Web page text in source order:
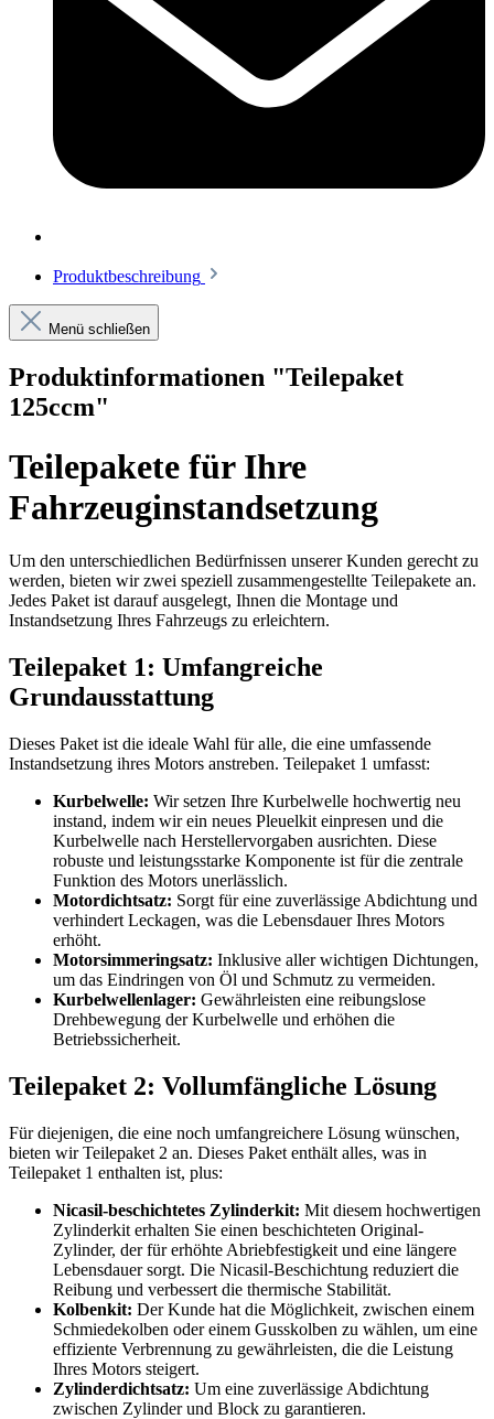
Produktbeschreibung
Menü schließen
Produktinformationen "Teilepaket
125ccm"
Teilepakete für Ihre
Fahrzeuginstandsetzung
Um den unterschiedlichen Bedürfnissen unserer Kunden gerecht zu
werden, bieten wir zwei speziell zusammengestellte Teilepakete an.
Jedes Paket ist darauf ausgelegt, Ihnen die Montage und
Instandsetzung Ihres Fahrzeugs zu erleichtern.
Teilepaket 1: Umfangreiche
Grundausstattung
Dieses Paket ist die ideale Wahl für alle, die eine umfassende
Instandsetzung ihres Motors anstreben. Teilepaket 1 umfasst:
Kurbelwelle: Wir setzen Ihre Kurbelwelle hochwertig neu
instand, indem wir ein neues Pleuelkit einpresen und die
Kurbelwelle nach Herstellervorgaben ausrichten. Diese
robuste und leistungsstarke Komponente ist für die zentrale
Funktion des Motors unerlässlich.
Motordichtsatz: Sorgt für eine zuverlässige Abdichtung und
verhindert Leckagen, was die Lebensdauer Ihres Motors
erhöht.
Motorsimmeringsatz: Inklusive aller wichtigen Dichtungen,
um das Eindringen von Öl und Schmutz zu vermeiden.
Kurbelwellenlager: Gewährleisten eine reibungslose
Drehbewegung der Kurbelwelle und erhöhen die
Betriebssicherheit.
Teilepaket 2: Vollumfängliche Lösung
Für diejenigen, die eine noch umfangreichere Lösung wünschen,
bieten wir Teilepaket 2 an. Dieses Paket enthält alles, was in
Teilepaket 1 enthalten ist, plus:
Nicasil-beschichtetes Zylinderkit: Mit diesem hochwertigen
Zylinderkit erhalten Sie einen beschichteten Original-
Zylinder, der für erhöhte Abriebfestigkeit und eine längere
Lebensdauer sorgt. Die Nicasil-Beschichtung reduziert die
Reibung und verbessert die thermische Stabilität.
Kolbenkit: Der Kunde hat die Möglichkeit, zwischen einem
Schmiedekolben oder einem Gusskolben zu wählen, um eine
effiziente Verbrennung zu gewährleisten, die die Leistung
Ihres Motors steigert.
Zylinderdichtsatz: Um eine zuverlässige Abdichtung
zwischen Zylinder und Block zu garantieren.